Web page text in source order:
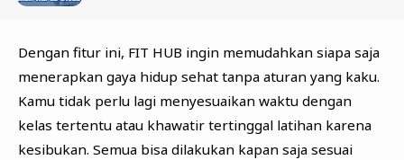
Dengan fitur ini, FIT HUB ingin memudahkan siapa saja
menerapkan gaya hidup sehat tanpa aturan yang kaku.
Kamu tidak perlu lagi menyesuaikan waktu dengan
kelas tertentu atau khawatir tertinggal latihan karena
kesibukan. Semua bisa dilakukan kapan saja sesuai